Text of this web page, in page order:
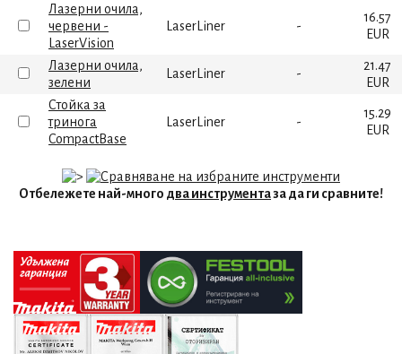
Лазерни очила,
червени -
LaserVision
LaserLiner -
16.57
EUR
Лазерни очила,
зелени
LaserLiner -
21.47
EUR
Стойка за
тринога
CompactBase
LaserLiner -
15.29
EUR
Отбележете най-много два инструментаза да ги сравните!